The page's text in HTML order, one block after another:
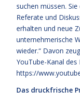
suchen müssen.
Referate und
erhalten und neue
unternehmerische
wieder.“ Davon
YouTube-Kanal
https://
Das druckfrische